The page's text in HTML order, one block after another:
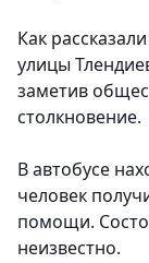
Как
улицы
заметив
столкновение.
В автобусе
человек
помощи.
неизвестно.